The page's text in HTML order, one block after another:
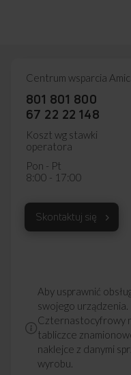
Centrum wsparcia
801 801 800
67 22 22 148
Koszt wg stawki
operatora
Pon - Pt
8:00 - 17:00
Skontaktuj się
Aby usprawnić
swojego urządzenia.
Czternastocyfrowy
tabliczce
naklejce z danymi
wyrobu.